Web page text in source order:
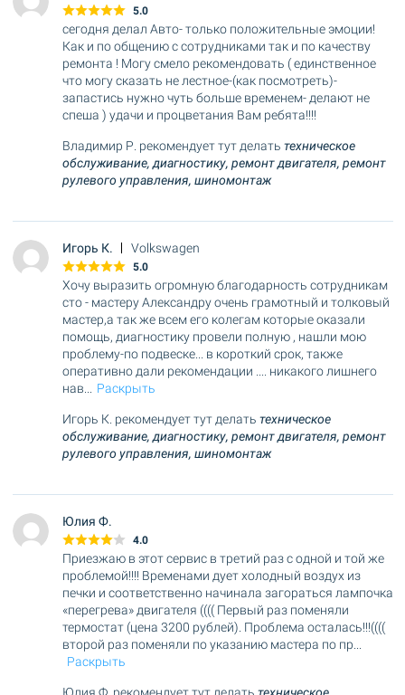
5.0
сегодня делал Авто- только положительные эмоции!
Как и по общению с сотрудниками так и по качеству
ремонта ! Могу смело рекомендовать ( единственное
что могу сказать не лестное-(как посмотреть)-
запастись нужно чуть больше временем- делают не
спеша ) удачи и процветания Вам ребята!!!!
Владимир Р. рекомендует тут делать техническое
обслуживание, диагностику, ремонт двигателя, ремонт
рулевого управления, шиномонтаж
Игорь К. Volkswagen
5.0
Хочу выразить огромную благодарность сотрудникам
сто - мастеру Александру очень грамотный и толковый
мастер,а так же всем его колегам которые оказали
помощь, диагностику провели полную , нашли мою
проблему-по подвеске... в короткий срок, также
оперативно дали рекомендации .... никакого лишнего
нав
Раскрыть
Игорь К. рекомендует тут делать техническое
обслуживание, диагностику, ремонт двигателя, ремонт
рулевого управления, шиномонтаж
Юлия Ф.
4.0
Приезжаю в этот сервис в третий раз с одной и той же
проблемой!!!! Временами дует холодный воздух из
печки и соответственно начинала загораться лампочка
«перегрева» двигателя (((( Первый раз поменяли
термостат (цена 3200 рублей). Проблема осталась!!!((((
второй раз поменяли по указанию мастера по пр
Раскрыть
Юлия Ф. рекомендует тут делать техническое